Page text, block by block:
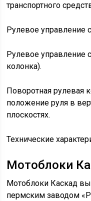
транспортного
Рулевое управление
Рулевое управление
колонка).
Поворотная рулевая
положение руля в
плоскостях.
Технические
Мотоблоки
Мотоблоки Каскад
пермским заводом